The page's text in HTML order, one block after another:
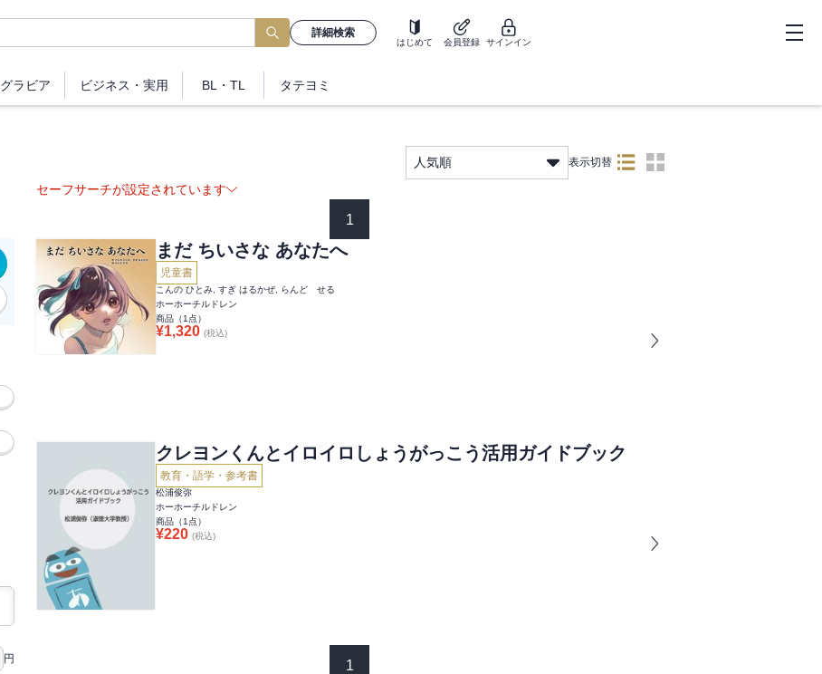
詳細検索
はじめて 会員登録 サインイン
グラビア ビジネス ・実用 BL・TL タテヨミ
人気順 表示切替
円
セーフサーチが設定されています
1
まだ ちいさな あなたへ
児童書
こんの ひとみ, すぎ はるかぜ, らんど せる
ホーホーチルドレン
商品（1 点）
¥1,320 (税込)
クレヨンくんとイロイロしょうがっこう活用ガイドブック
教育・語学・参考書
松浦俊弥
ホーホーチルドレン
商品（1 点）
¥220 (税込)
1